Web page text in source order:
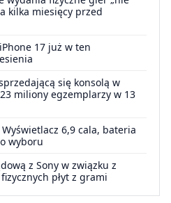
kilka miesięcy przed
17 już w ten
się konsolą w
miliony egzemplarzy w 13
6,9 cala, bateria
wyboru
z Sony w związku z
płyt z grami